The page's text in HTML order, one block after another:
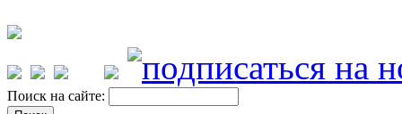
Поиск на сайте: